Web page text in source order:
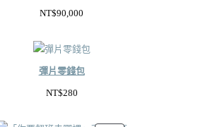
NT$90,000
彈片零錢包
NT$280